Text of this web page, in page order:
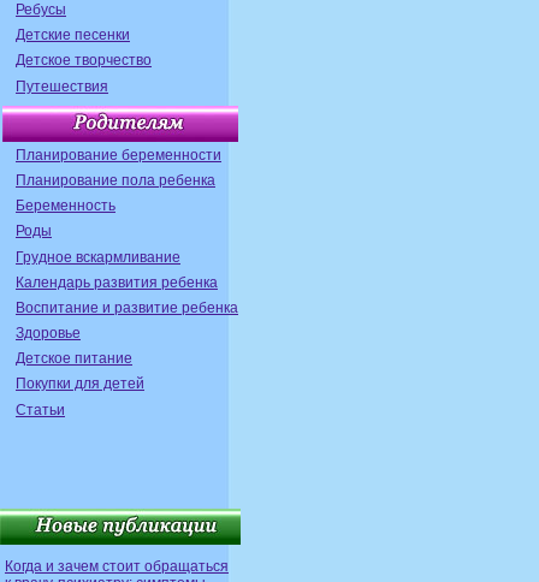
Ребусы
Детские песенки
Детское творчество
Путешествия
Планирование беременности
Планирование пола ребенка
Беременность
Роды
Грудное вскармливание
Календарь развития ребенка
Воспитание и развитие ребенка
Здоровье
Детское питание
Покупки для детей
Статьи
Когда и зачем стоит обращаться